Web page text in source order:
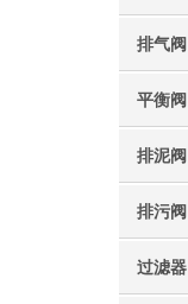
排气阀
平衡阀
排泥阀
排污阀
过滤器